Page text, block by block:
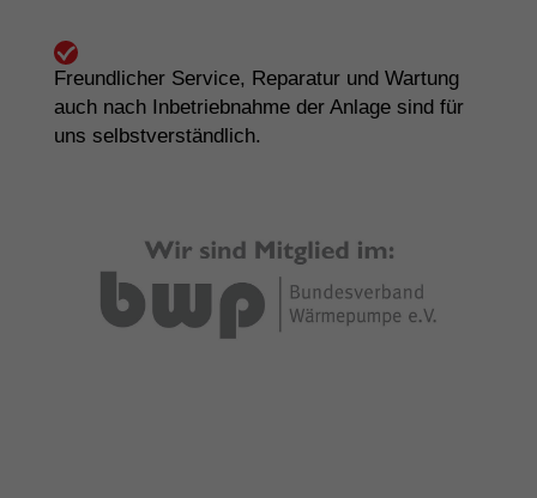
Freundlicher Service, Reparatur und Wartung
auch nach Inbetriebnahme der Anlage sind für
uns selbstverständlich.